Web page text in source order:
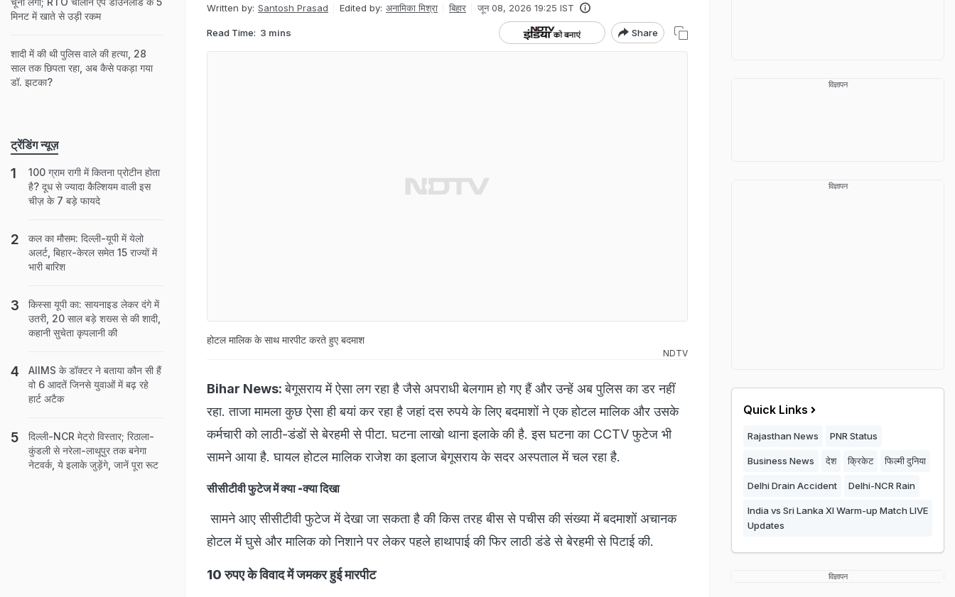
Written by: Santosh Prasad Edited by: अनामिका मिश्रा बिहार जून 08, 2026 19:25 IST
Read Time: 3 mins Share
होटल मालिक के साथ मारपीट करते हुए बदमाश
NDTV
Bihar News:बेगूसराय में ऐसा लग रहा है जैसे अपराधी बेलगाम हो गए हैं और उन्हें अब पुलिस का डर नहीं
रहा. ताजा मामला कुछ ऐसा ही बयां कर रहा है जहां दस रुपये के लिए बदमाशों ने एक होटल मालिक और उसके
कर्मचारी को लाठी-डंडों से बेरहमी से पीटा. घटना लाखो थाना इलाके की है. इस घटना का CCTV फुटेज भी
सामने आया है. घायल होटल मालिक राजेश का इलाज बेगूसराय के सदर अस्पताल में चल रहा है.
सीसीटीवी फुटेज में क्या -क्या दिखा
सामने आए सीसीटीवी फुटेज में देखा जा सकता है की किस तरह बीस से पचीस की संख्या में बदमाशों अचानक
होटल में घुसे और मालिक को निशाने पर लेकर पहले हाथापाई की फिर लाठी डंडे से बेरहमी से पिटाई की.
10 रुपए के विवाद में जमकर हुई मारपीट
मिनट में खाते से उड़ी रकम
शादी में की थी पुलिस वाले की हत्या, 28
साल तक छिपता रहा, अब कैसे पकड़ा गया
डॉ. झटका?
ट्रेंडिंग न्यूज़
100 ग्राम रागी में कितना प्रोटीन होता
है? दूध से ज्यादा कैल्शियम वाली इस
चीज़ के 7 बड़े फायदे
कल का मौसम: दिल्ली-यूपी में येलो
अलर्ट, बिहार-केरल समेत 15 राज्यों में
भारी बारिश
किस्सा यूपी का: सायनाइड लेकर दंगे में
उतरी, 20 साल बड़े शख्स से की शादी,
कहानी सुचेता कृपलानी की
AIIMS के डॉक्‍टर ने बताया कौन सी हैं
वो 6 आदतें ज‍िनसे युवाओं में बढ़ रहे
हार्ट अटैक
दिल्ली-NCR मेट्रो विस्तार; रिठाला-
कुंडली से नरेला-लाथूपुर तक बनेगा
नेटवर्क, ये इलाके जुड़ेंगे, जानें पूरा रूट
विज्ञापन
विज्ञापन
Quick Links
Rajasthan News PNR Status
Business News देश क्रिकेट फिल्मी दुनिया
Delhi Drain Accident Delhi-NCR Rain
India vs Sri Lanka XI Warm-up Match LIVE
Updates
विज्ञापन